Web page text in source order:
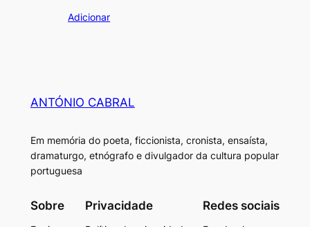
Adicionar
ANTÓNIO CABRAL
Em memória do poeta, ficcionista, cronista, ensaísta,
dramaturgo, etnógrafo e divulgador da cultura popular
portuguesa
Sobre Privacidade Redes sociais